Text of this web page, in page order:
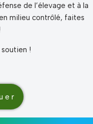
de l’élevage et à la
milieu contrôlé, faites
!